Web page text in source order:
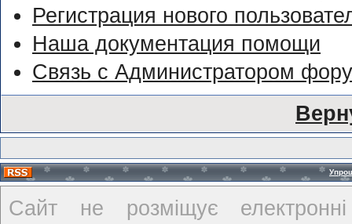
Регистрация нового
Наша документация помощи
Связь с Администратором
Сайт не розміщує